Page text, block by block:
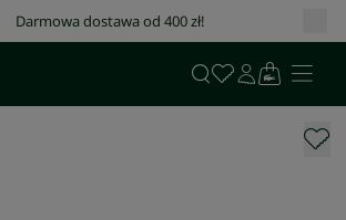
Darmowa dostawa od 400 zł!